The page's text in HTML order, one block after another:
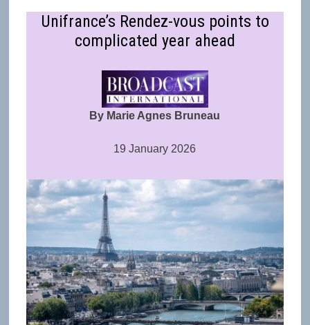
Unifrance’s Rendez-vous points to
complicated year ahead
By Marie Agnes Bruneau
19 January 2026